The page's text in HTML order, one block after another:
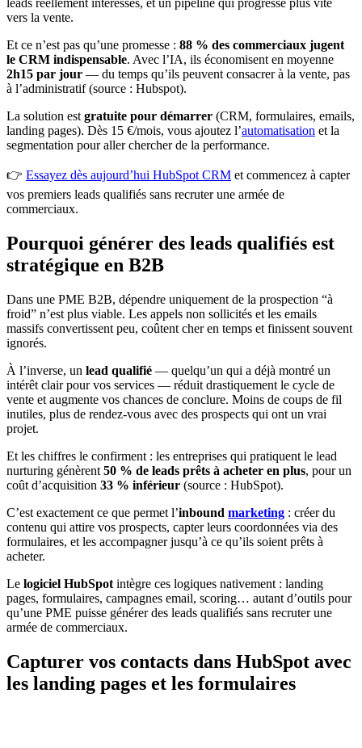
vers la vente.
Et ce n’est pas qu’une promesse : 88 % des commerciaux jugent
le CRM indispensable. Avec l’IA, ils économisent en moyenne
2h15 par jour — du temps qu’ils peuvent consacrer à la vente, pas
à l’administratif (source : Hubspot).
La solution est gratuite pour démarrer (CRM, formulaires, emails,
landing pages). Dès 15 €/mois, vous ajoutez l’automatisation et la
segmentation pour aller chercher de la performance.
👉 Essayez dès aujourd’hui HubSpot CRM et commencez à capter
vos premiers leads qualifiés sans recruter une armée de
commerciaux.
Pourquoi générer des leads qualifiés est
stratégique en B2B
Dans une PME B2B, dépendre uniquement de la prospection “à
froid” n’est plus viable. Les appels non sollicités et les emails
massifs convertissent peu, coûtent cher en temps et finissent souvent
ignorés.
À l’inverse, un lead qualifié — quelqu’un qui a déjà montré un
intérêt clair pour vos services — réduit drastiquement le cycle de
vente et augmente vos chances de conclure. Moins de coups de fil
inutiles, plus de rendez-vous avec des prospects qui ont un vrai
projet.
Et les chiffres le confirment : les entreprises qui pratiquent le lead
nurturing génèrent 50 % de leads prêts à acheter en plus, pour un
coût d’acquisition 33 % inférieur (source : HubSpot).
C’est exactement ce que permet l’inbound marketing : créer du
contenu qui attire vos prospects, capter leurs coordonnées via des
formulaires, et les accompagner jusqu’à ce qu’ils soient prêts à
acheter.
Le logiciel HubSpot intègre ces logiques nativement : landing
pages, formulaires, campagnes email, scoring… autant d’outils pour
qu’une PME puisse générer des leads qualifiés sans recruter une
armée de commerciaux.
Capturer vos contacts dans HubSpot avec
les landing pages et les formulaires